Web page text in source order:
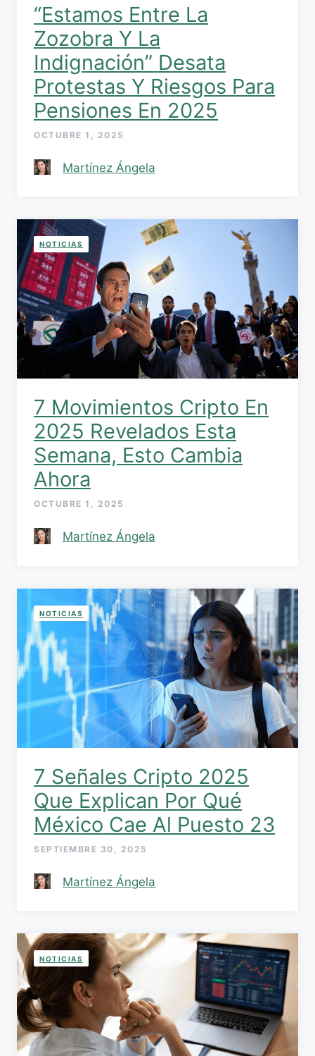
“Estamos Entre La
Zozobra Y La
Indignación” Desata
Protestas Y Riesgos Para
Pensiones En 2025
OCTUBRE 1, 2025
Martínez Ángela
NOTICIAS
7 Movimientos Cripto En
2025 Revelados Esta
Semana, Esto Cambia
Ahora
OCTUBRE 1, 2025
Martínez Ángela
NOTICIAS
7 Señales Cripto 2025
Que Explican Por Qué
México Cae Al Puesto 23
SEPTIEMBRE 30, 2025
Martínez Ángela
NOTICIAS